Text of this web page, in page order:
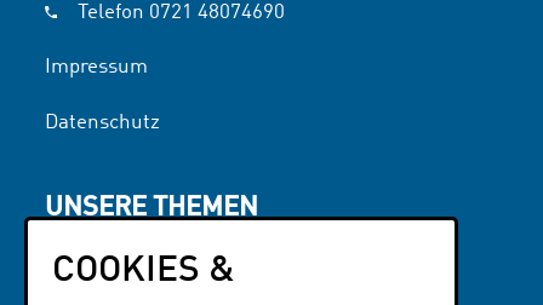
Telefon 0721 48074690
Impressum
Datenschutz
UNSERE THEMEN
Literatur
COOKIES &